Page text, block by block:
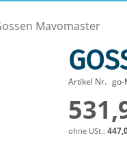
Mavomaster
Artikel Nr. go-